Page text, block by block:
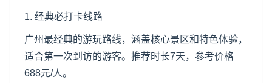
1. 经典必打卡线路
广州最经典的游玩路线，涵盖核心景区和特色体验，
适合第一次到访的游客。推荐时长7天，参考价格
688元/人。